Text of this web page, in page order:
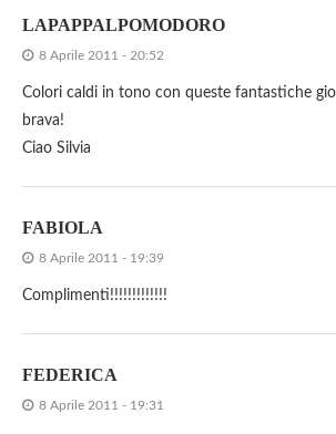
LAPAPPALPOMODORO
8 Aprile 2011 - 20:52
Colori caldi in tono con queste fantastiche
brava!
Ciao Silvia
FABIOLA
8 Aprile 2011 - 19:39
Complimenti!!!!!!!!!!!!!
FEDERICA
8 Aprile 2011 - 19:31